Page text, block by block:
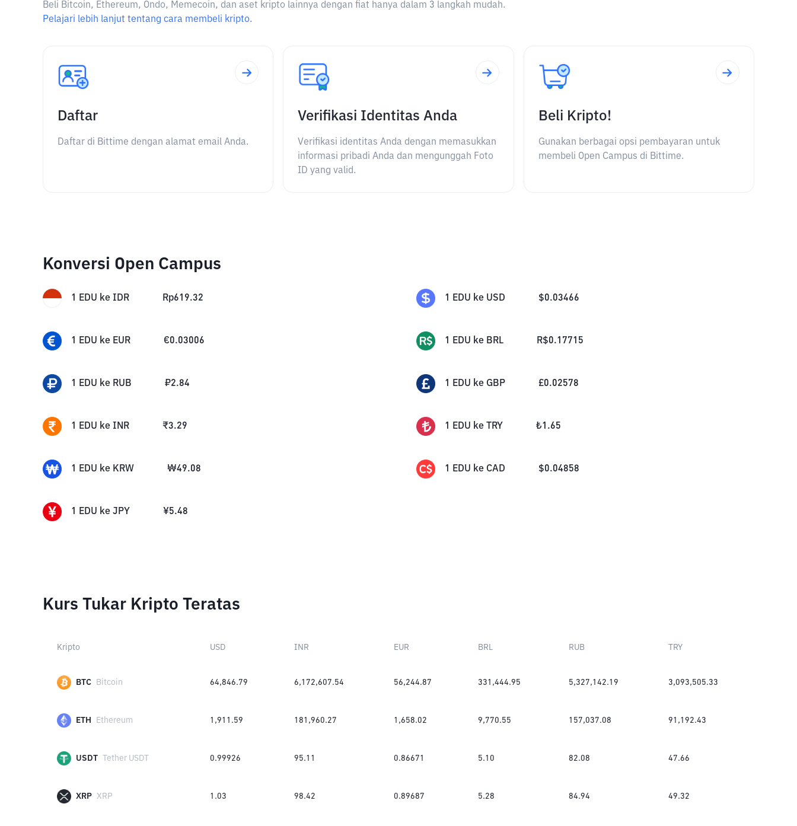
Beli Bitcoin, Ethereum, Ondo, Memecoin, dan aset kripto lainnya dengan fiat hanya dalam 3 langkah mudah.
Pelajari lebih lanjut tentang cara membeli kripto.
Daftar
Daftar di Bittime dengan alamat email Anda.
Verifikasi Identitas Anda
Verifikasi identitas Anda dengan memasukkan
informasi pribadi Anda dan mengunggah Foto
ID yang valid.
Beli Kripto!
Gunakan berbagai opsi pembayaran untuk
membeli Open Campus di Bittime.
Konversi Open Campus
1 EDU ke IDR Rp619.32 1 EDU ke USD $0.03466
1 EDU ke EUR €0.03006 1 EDU ke BRL R$0.17715
1 EDU ke RUB ₽2.84 1 EDU ke GBP £0.02578
1 EDU ke INR ₹3.29 1 EDU ke TRY ₺1.65
1 EDU ke KRW ₩49.08 1 EDU ke CAD $0.04858
1 EDU ke JPY ¥5.48
Kurs Tukar Kripto Teratas
Kripto USD INR EUR BRL RUB TRY
BTC Bitcoin 64,846.79 6,172,607.54 56,244.87 331,444.95 5,327,142.19 3,093,505.33
ETH Ethereum 1,911.59 181,960.27 1,658.02 9,770.55 157,037.08 91,192.43
USDT Tether USDT 0.99926 95.11 0.86671 5.10 82.08 47.66
XRP XRP 1.03 98.42 0.89687 5.28 84.94 49.32